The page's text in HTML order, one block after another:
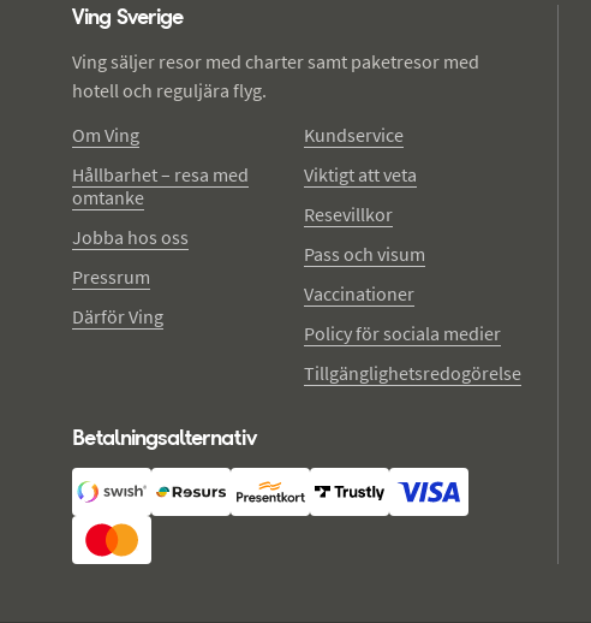
Ving Sverige
Ving säljer resor med charter samt paketresor med
hotell och reguljära flyg.
Om Ving
Hållbarhet – resa med
omtanke
Jobba hos oss
Pressrum
Därför Ving
Kundservice
Viktigt att veta
Resevillkor
Pass och visum
Vaccinationer
Policy för sociala medier
Tillgänglighetsredogörelse
Betalningsalternativ